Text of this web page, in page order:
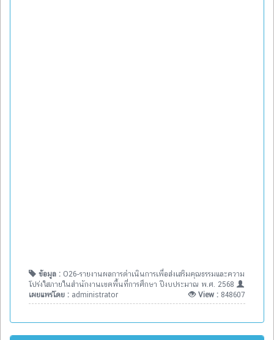
ข้อมูล : O26-รายงานผลการดำเนินการเพื่อส่งเสริมคุณธรรมและความ
โปร่งใสภายในสำนักงานเขตพื้นที่การศึกษา ปีงบประมาณ พ.ศ. 2568
เผยแพร่โดย : administrator View : 848607